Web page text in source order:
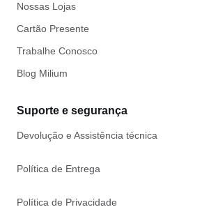
Nossas Lojas
Cartão Presente
Trabalhe Conosco
Blog Milium
Suporte e segurança
Devolução e Assistência técnica
Política de Entrega
Política de Privacidade